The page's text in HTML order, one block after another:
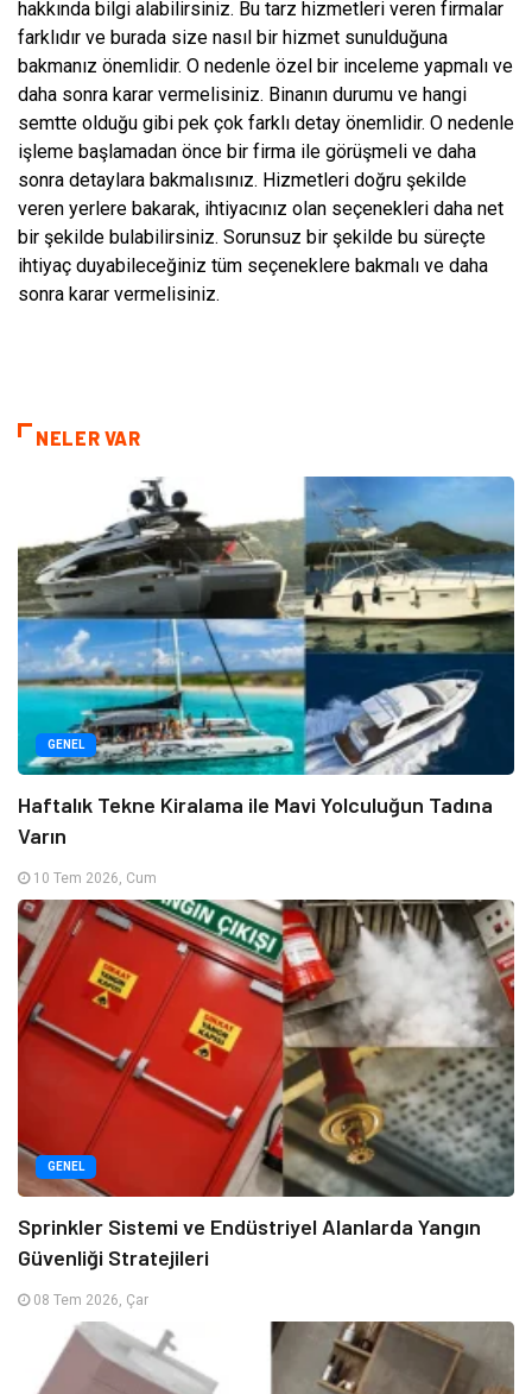
hakkında bilgi alabilirsiniz. Bu tarz hizmetleri veren firmalar
farklıdır ve burada size nasıl bir hizmet sunulduğuna
bakmanız önemlidir. O nedenle özel bir inceleme yapmalı ve
daha sonra karar vermelisiniz. Binanın durumu ve hangi
semtte olduğu gibi pek çok farklı detay önemlidir. O nedenle
işleme başlamadan önce bir firma ile görüşmeli ve daha
sonra detaylara bakmalısınız. Hizmetleri doğru şekilde
veren yerlere bakarak, ihtiyacınız olan seçenekleri daha net
bir şekilde bulabilirsiniz. Sorunsuz bir şekilde bu süreçte
ihtiyaç duyabileceğiniz tüm seçeneklere bakmalı ve daha
sonra karar vermelisiniz.
NELER VAR
GENEL
Haftalık Tekne Kiralama ile Mavi Yolculuğun Tadına
Varın
10 Tem 2026, Cum
GENEL
Sprinkler Sistemi ve Endüstriyel Alanlarda Yangın
Güvenliği Stratejileri
08 Tem 2026, Çar